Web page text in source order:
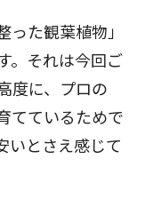
た観葉植物」
。それは今回ご
度に、プロの
てているためで
いとさえ感じて